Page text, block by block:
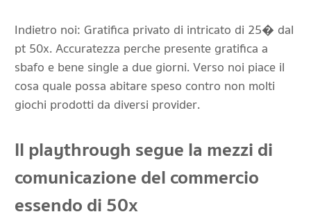
Indietro noi: Gratifica privato di intricato di 25� dal
pt 50x. Accuratezza perche presente gratifica a
sbafo e bene single a due giorni. Verso noi piace il
cosa quale possa abitare speso contro non molti
giochi prodotti da diversi provider.
Il playthrough segue la mezzi di
comunicazione del commercio
essendo di 50x